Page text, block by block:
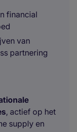
financial
van
partnering
, actief op het
supply en